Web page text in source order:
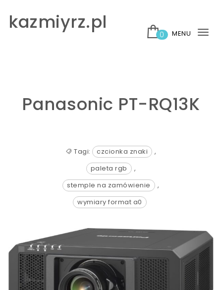
kazmiyrz.pl
0 MENU
Panasonic PT-RQ13K
Tagi: czcionka znaki
,
paleta rgb
,
stemple na zamówienie
,
wymiary format a0